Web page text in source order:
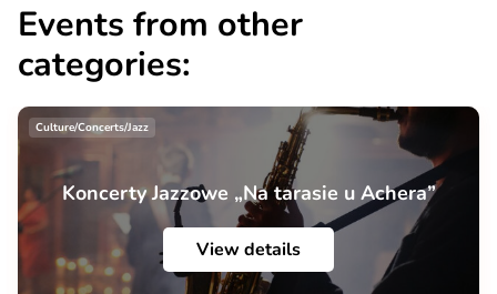
Events from other
categories:
Culture/Concerts/Jazz
Koncerty Jazzowe „Na tarasie u Achera”
View details